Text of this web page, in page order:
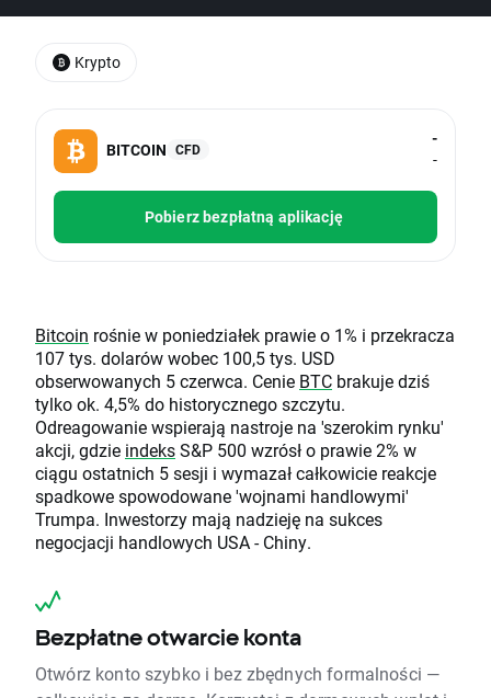
BITCOIN CFD
-
-
Pobierz bezpłatną aplikację
Bitcoin rośnie w poniedziałek prawie o 1% i przekracza
107 tys. dolarów wobec 100,5 tys. USD
obserwowanych 5 czerwca. Cenie BTC brakuje dziś
tylko ok. 4,5% do historycznego szczytu.
Odreagowanie wspierają nastroje na 'szerokim rynku'
akcji, gdzie indeksS&P 500 wzrósł o prawie 2% w
ciągu ostatnich 5 sesji i wymazał całkowicie reakcje
spadkowe spowodowane 'wojnami handlowymi'
Trumpa. Inwestorzy mają nadzieję na sukces
negocjacji handlowych USA - Chiny.
Bezpłatne otwarcie konta
Otwórz konto szybko i bez zbędnych formalności —
Krypto